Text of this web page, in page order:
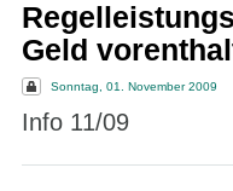
Geld
Sonntag, 01. November 2009
Info 11/09